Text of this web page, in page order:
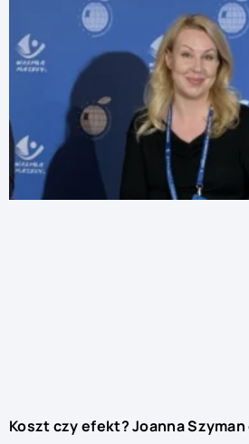
Koszt czy efekt? Joanna